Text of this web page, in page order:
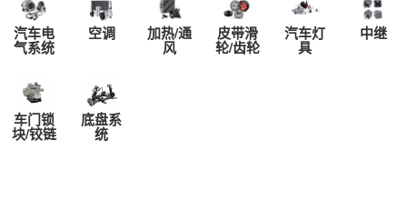
康K01 1.0L 2.3m瓦楞货箱AF
10 国V 数据纠错
发动机型号： AF10
汽车电
气系统
空调 加热/通
风
皮带滑
轮/齿轮
汽车灯
具
中继
车门锁
块/铰链
底盘系
统